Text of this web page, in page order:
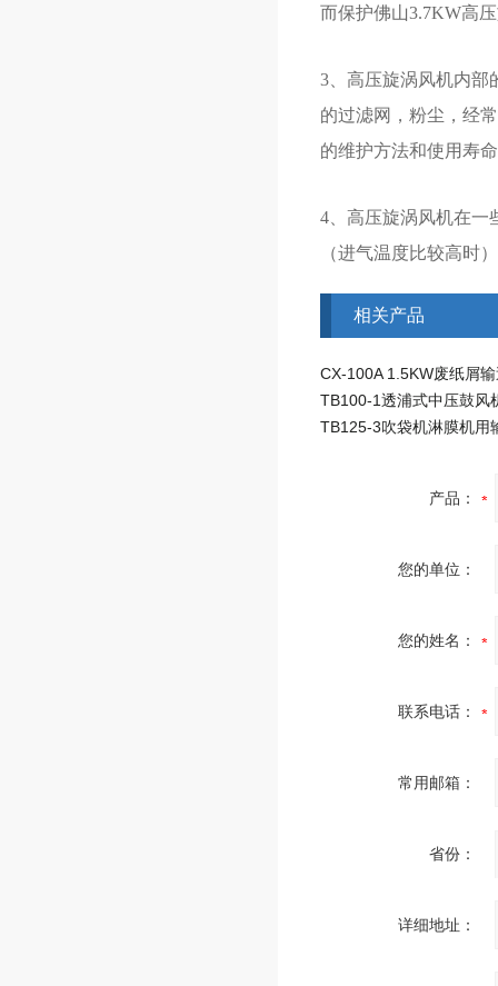
而保护佛山3.7KW高
3、高压旋涡风机内部
的过滤网，粉尘，经
的维护方法和使用寿
4、高压旋涡风机在一
（进气温度比较高时
相关产品
TB100-1透浦式中压鼓风
产品：
您的单位：
您的姓名：
联系电话：
常用邮箱：
省份：
详细地址：